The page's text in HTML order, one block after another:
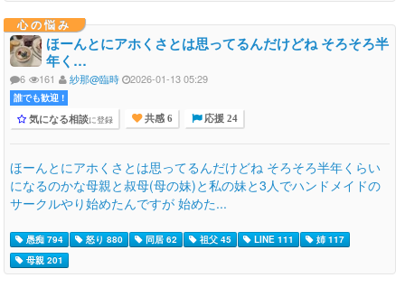
心の悩み
ほーんとにアホくさとは思ってるんだけどね そろそろ半
年く…
6 161 紗那@臨時 2026-01-13 05:29
誰でも歓迎 !
気になる相談に登録 共感 6 応援 24
ほーんとにアホくさとは思ってるんだけどね そろそろ半年くらい
になるのかな母親と叔母(母の妹)と私の妹と3人でハンドメイドの
サークルやり始めたんですが 始めた...
愚痴 794 怒り 880 同居 62 祖父 45 LINE 111
姉 117
母親 201